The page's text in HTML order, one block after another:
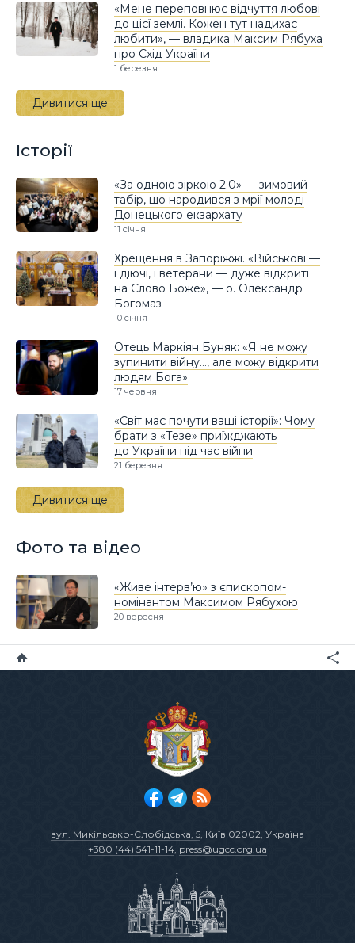
«Мене переповнює відчуття любові
до цієї землі. Кожен тут надихає
любити», — владика Максим Рябуха
про Схід України
1 березня
Дивитися ще
Історії
«За одною зіркою 2.0» — зимовий
табір, що народився з мрії молоді
Донецького екзархату
11 січня
Хрещення в Запоріжжі. «Військові —
і діючі, і ветерани — дуже відкриті
на Слово Боже», — о. Олександр
Богомаз
10 січня
Отець Маркіян Буняк: «Я не можу
зупинити війну…, але можу відкрити
людям Бога»
17 червня
«Світ має почути ваші історії»: Чому
брати з «Тезе» приїжджають
до України під час війни
21 березня
Дивитися ще
Фото та відео
«Живе інтерв’ю» з єпископом-
номінантом Максимом Рябухою
20 вересня
вул. Микільсько-Слобідська, 5, Київ 02002, Україна
+380 (44) 541-11-14, press@ugcc.org.ua